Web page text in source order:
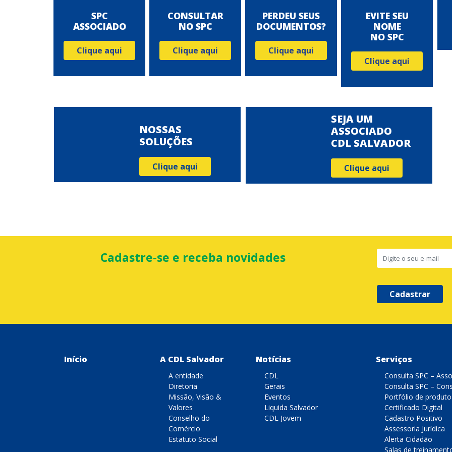
SPC
ASSOCIADO
Clique aqui
CONSULTAR
NO SPC
Clique aqui
PERDEU SEUS
DOCUMENTOS?
Clique aqui
EVITE SEU
NOME
NO SPC
Clique aqui
NOSSAS
SOLUÇÕES
Clique aqui
SEJA UM
ASSOCIADO
CDL SALVADOR
Clique aqui
Cadastre-se e receba novidades
Cadastrar
Início A CDL Salvador
A entidade
Diretoria
Missão, Visão &
Valores
Conselho do
Comércio
Estatuto Social
Notícias
CDL
Gerais
Eventos
Liquida Salvador
CDL Jovem
Serviços
Consulta SPC –
Consulta SPC –
Portfólio de
Certificado Digital
Cadastro Positivo
Assessoria Jurídica
Alerta Cidadão
Salas de